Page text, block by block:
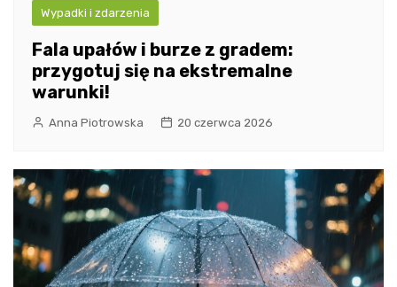
Wypadki i zdarzenia
Fala upałów i burze z gradem:
przygotuj się na ekstremalne
warunki!
Anna Piotrowska 20 czerwca 2026